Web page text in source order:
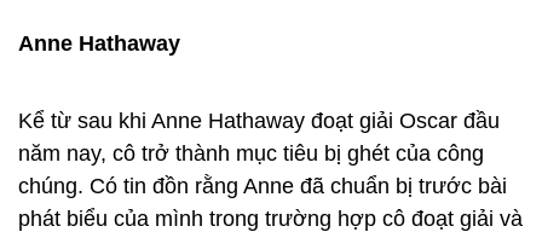
Anne Hathaway
Kể từ sau khi Anne Hathaway đoạt giải Oscar đầu
năm nay, cô trở thành mục tiêu bị ghét của công
chúng. Có tin đồn rằng Anne đã chuẩn bị trước bài
phát biểu của mình trong trường hợp cô đoạt giải và